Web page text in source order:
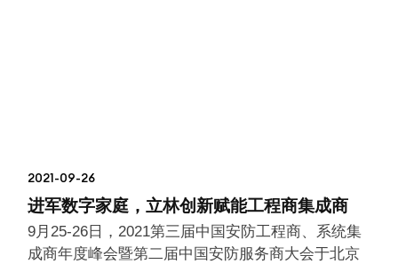
2021-09-26
进军数字家庭，立林创新赋能工程商集成商
9月25-26日，2021第三届中国安防工程商、系统集
成商年度峰会暨第二届中国安防服务商大会于北京